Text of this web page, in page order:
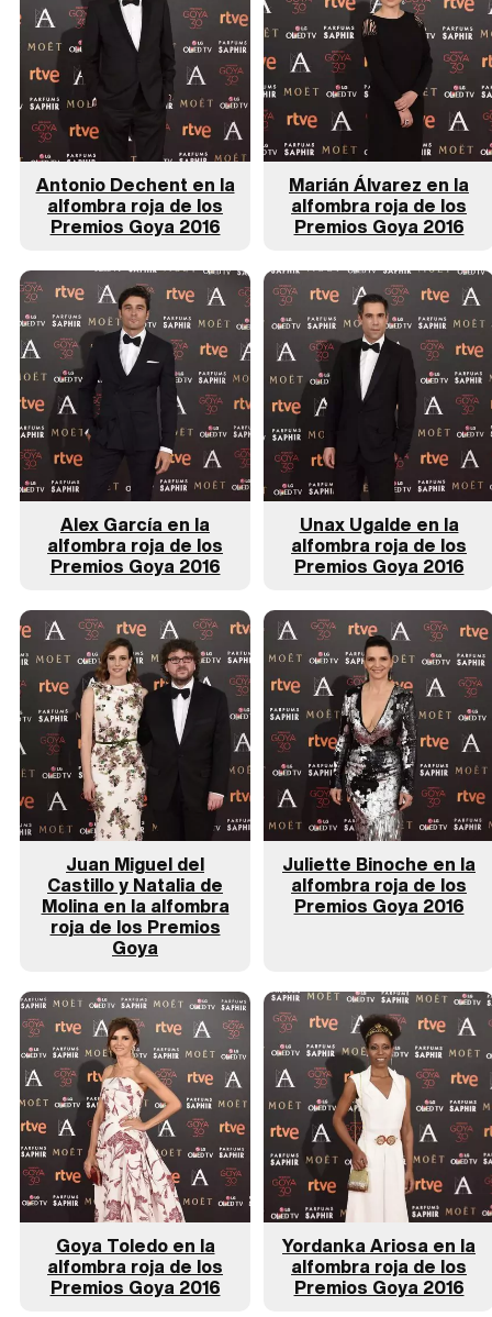
Antonio Dechent en la
alfombra roja de los
Premios Goya 2016
Marián Álvarez en la
alfombra roja de los
Premios Goya 2016
Alex García en la
alfombra roja de los
Premios Goya 2016
Unax Ugalde en la
alfombra roja de los
Premios Goya 2016
Juan Miguel del
Castillo y Natalia de
Molina en la alfombra
roja de los Premios
Goya
Juliette Binoche en la
alfombra roja de los
Premios Goya 2016
Goya Toledo en la
alfombra roja de los
Premios Goya 2016
Yordanka Ariosa en la
alfombra roja de los
Premios Goya 2016